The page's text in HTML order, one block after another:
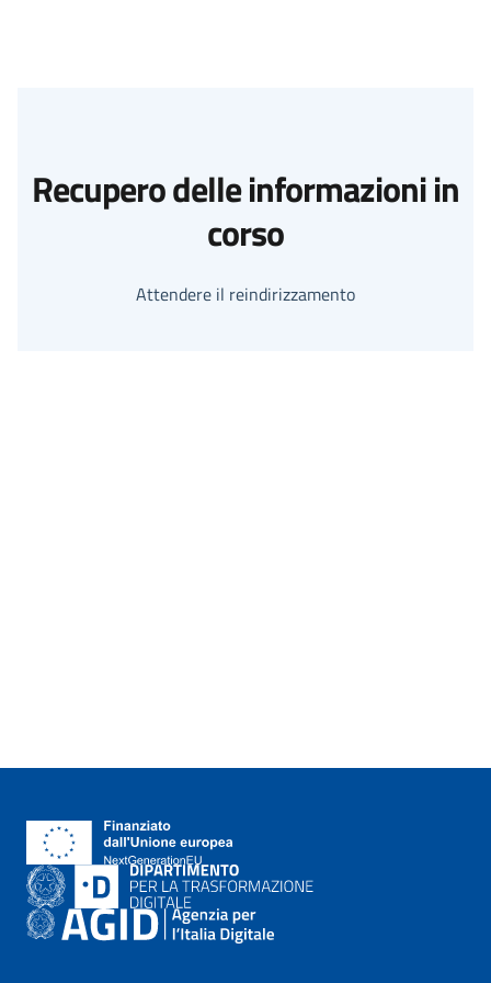
Recupero delle informazioni in
corso
Attendere il reindirizzamento